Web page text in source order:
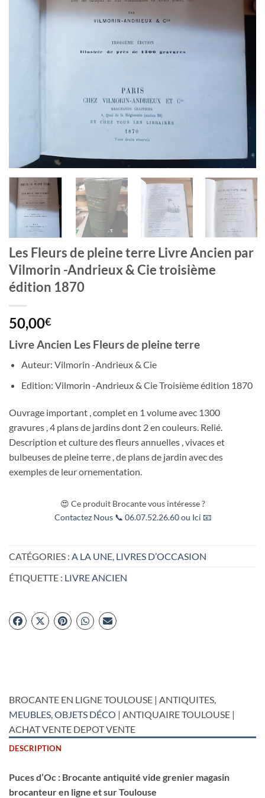
Les Fleurs de pleine terre Livre Ancien par
Vilmorin -Andrieux & Cie troisième
édition 1870
50,00€
Livre Ancien Les Fleurs de pleine terre
Auteur: Vilmorin -Andrieux & Cie
Edition: Vilmorin -Andrieux & Cie Troisième édition 1870
Ouvrage important , complet en 1 volume avec 1300
gravures , 4 plans de jardins dont 2 en couleurs. Relié.
Description et culture des fleurs annuelles , vivaces et
bulbeuses de pleine terre , de plans de jardin avec des
exemples de leur ornementation.
😍 Ce produit Brocante vous intéresse ?
Contactez Nous 📞 06.07.52.26.60 ou Ici 📧
CATÉGORIES : A LA UNE, LIVRES D’OCCASION
ÉTIQUETTE : LIVRE ANCIEN
BROCANTE EN LIGNE TOULOUSE | ANTIQUITES,
MEUBLES,OBJETS DÉCO | ANTIQUAIRE TOULOUSE |
ACHAT VENTE DEPOT VENTE
DESCRIPTION
Puces d’Oc : Brocante antiquité vide grenier magasin
brocanteur en ligne et sur Toulouse